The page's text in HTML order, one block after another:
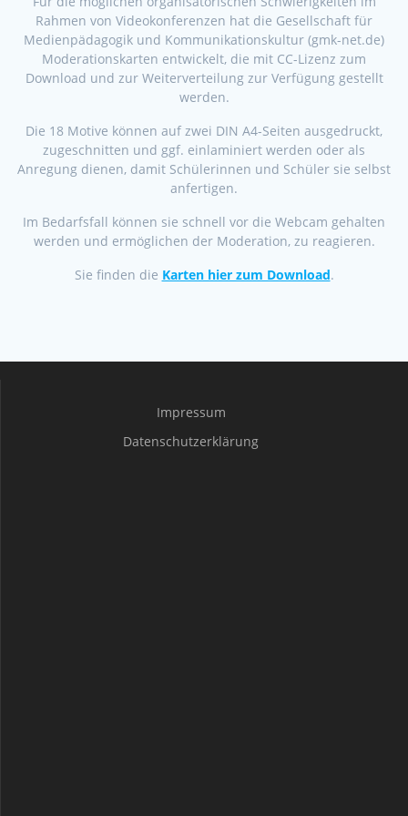
Rahmen von Videokonferenzen hat die Gesellschaft für
Medienpädagogik und Kommunikationskultur (gmk-net.de)
Moderationskarten entwickelt, die mit CC-Lizenz zum
Download und zur Weiterverteilung zur Verfügung gestellt
werden.
Die 18 Motive können auf zwei DIN A4-Seiten ausgedruckt,
zugeschnitten und ggf. einlaminiert werden oder als
Anregung dienen, damit Schülerinnen und Schüler sie selbst
anfertigen.
Im Bedarfsfall können sie schnell vor die Webcam gehalten
werden und ermöglichen der Moderation, zu reagieren.
Sie finden die Karten hier zum Download.
Impressum
Datenschutzerklärung